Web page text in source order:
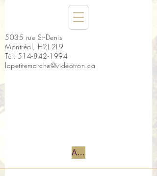
5035 rue St-Denis
Montréal, H2J 2L9
Tél: 514-842-1994
lapetitemarche@videotron.ca
Accueil